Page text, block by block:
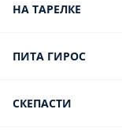
НА ТАРЕЛКЕ
ПИТА ГИРОС
СКЕПАСТИ